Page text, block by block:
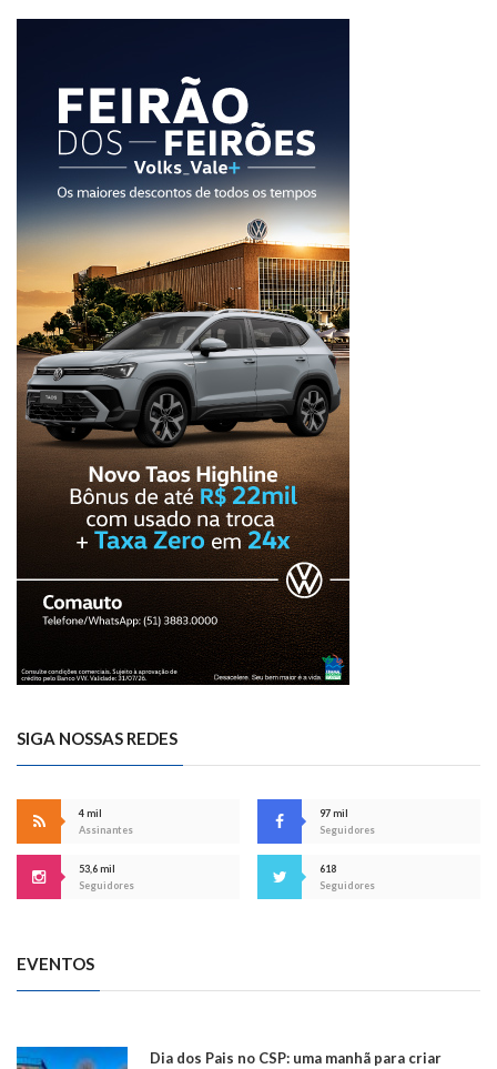
SIGA NOSSAS REDES
4 mil
Assinantes
97 mil
Seguidores
53,6 mil
Seguidores
618
Seguidores
EVENTOS
Dia dos Pais no CSP: uma manhã para criar